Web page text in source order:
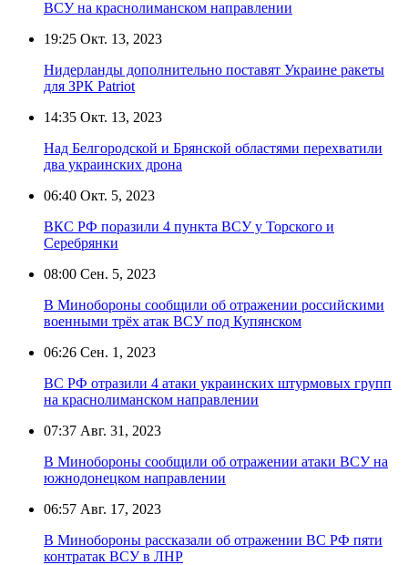
ВСУ на краснолиманском направлении
19:25 Окт. 13, 2023
Нидерланды дополнительно поставят Украине ракеты
для ЗРК Patriot
14:35 Окт. 13, 2023
Над Белгородской и Брянской областями перехватили
два украинских дрона
06:40 Окт. 5, 2023
ВКС РФ поразили 4 пункта ВСУ у Торского и
Серебрянки
08:00 Сен. 5, 2023
В Минобороны сообщили об отражении российскими
военными трёх атак ВСУ под Купянском
06:26 Сен. 1, 2023
ВС РФ отразили 4 атаки украинских штурмовых групп
на краснолиманском направлении
07:37 Авг. 31, 2023
В Минобороны сообщили об отражении атаки ВСУ на
южнодонецком направлении
06:57 Авг. 17, 2023
В Минобороны рассказали об отражении ВС РФ пяти
контратак ВСУ в ЛНР